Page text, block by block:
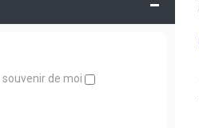
souvenir de moi